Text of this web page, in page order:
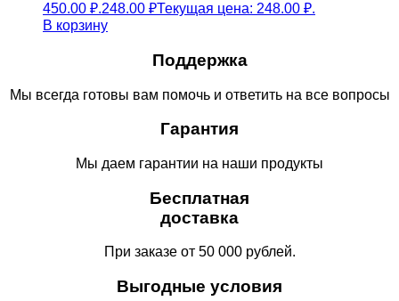
450.00 ₽.248.00 ₽Текущая цена: 248.00 ₽.
В корзину
Поддержка
Мы всегда готовы вам помочь и ответить на все вопросы
Гарантия
Мы даем гарантии на наши продукты
Бесплатная
доставка
При заказе от 50 000 рублей.
Выгодные условия